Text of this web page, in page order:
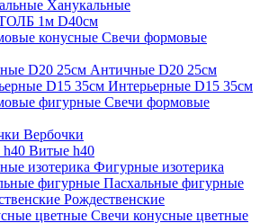
Ханукальные
1м D40см
Свечи формовые
Античные D20 25см
Интерьерные D15 35см
Свечи формовые
Вербочки
Витые h40
Фигурные изотерика
Пасхальные фигурные
Рождественские
Свечи конусные цветные